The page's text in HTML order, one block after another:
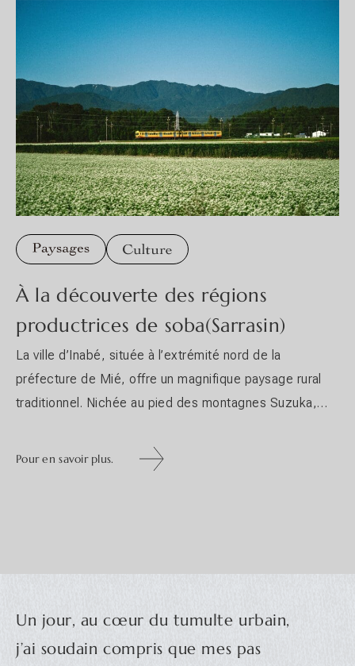
À la découverte des régions
productrices de soba(Sarrasin)
La ville d’Inabé, située à l’extrémité nord de la
préfecture de Mié, offre un magnifique paysage rural
traditionnel. Nichée au pied des montagnes Suzuka,
différence de température entre le jour et la nuit. Cet
environnement est propice à la culture du soba,
Pour en savoir plus.
Un jour, au cœur du tumulte urbain,
j’ai soudain compris que mes pas